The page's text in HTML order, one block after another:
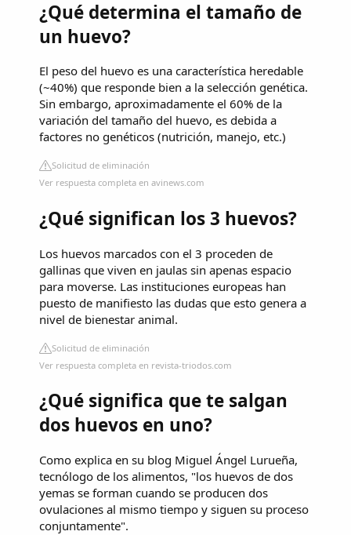
¿Qué determina el tamaño de
un huevo?
El peso del huevo es una característica heredable
(~40%) que responde bien a la selección genética.
Sin embargo, aproximadamente el 60% de la
variación del tamaño del huevo, es debida a
factores no genéticos (nutrición, manejo, etc.)
Solicitud de eliminación
Ver respuesta completa en avinews.com
¿Qué significan los 3 huevos?
Los huevos marcados con el 3 proceden de
gallinas que viven en jaulas sin apenas espacio
para moverse. Las instituciones europeas han
puesto de manifiesto las dudas que esto genera a
nivel de bienestar animal.
Solicitud de eliminación
Ver respuesta completa en revista-triodos.com
¿Qué significa que te salgan
dos huevos en uno?
Como explica en su blog Miguel Ángel Lurueña,
tecnólogo de los alimentos, "los huevos de dos
yemas se forman cuando se producen dos
ovulaciones al mismo tiempo y siguen su proceso
conjuntamente".